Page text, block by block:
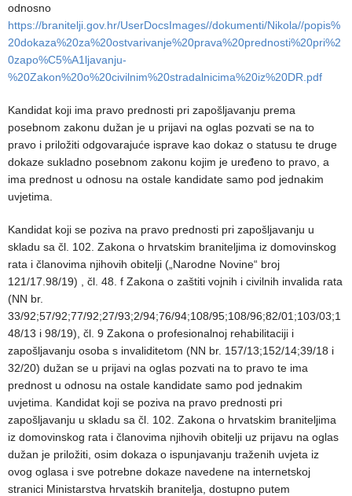
odnosno
https://branitelji.gov.hr/UserDocsImages//dokumenti/Nikola//popis%
20dokaza%20za%20ostvarivanje%20prava%20prednosti%20pri%2
0zapo%C5%A1ljavanju-
%20Zakon%20o%20civilnim%20stradalnicima%20iz%20DR.pdf
Kandidat koji ima pravo prednosti pri zapošljavanju prema
posebnom zakonu dužan je u prijavi na oglas pozvati se na to
pravo i priložiti odgovarajuće isprave kao dokaz o statusu te druge
dokaze sukladno posebnom zakonu kojim je uređeno to pravo, a
ima prednost u odnosu na ostale kandidate samo pod jednakim
uvjetima.
Kandidat koji se poziva na pravo prednosti pri zapošljavanju u
skladu sa čl. 102. Zakona o hrvatskim braniteljima iz domovinskog
rata i članovima njihovih obitelji („Narodne Novine“ broj
121/17.98/19) , čl. 48. f Zakona o zaštiti vojnih i civilnih invalida rata
(NN br.
33/92;57/92;77/92;27/93;2/94;76/94;108/95;108/96;82/01;103/03;1
48/13 i 98/19), čl. 9 Zakona o profesionalnoj rehabilitaciji i
zapošljavanju osoba s invaliditetom (NN br. 157/13;152/14;39/18 i
32/20) dužan se u prijavi na oglas pozvati na to pravo te ima
prednost u odnosu na ostale kandidate samo pod jednakim
uvjetima. Kandidat koji se poziva na pravo prednosti pri
zapošljavanju u skladu sa čl. 102. Zakona o hrvatskim braniteljima
iz domovinskog rata i članovima njihovih obitelji uz prijavu na oglas
dužan je priložiti, osim dokaza o ispunjavanju traženih uvjeta iz
ovog oglasa i sve potrebne dokaze navedene na internetskoj
stranici Ministarstva hrvatskih branitelja, dostupno putem